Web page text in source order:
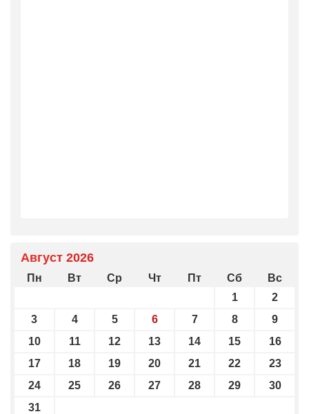
Август 2026
Пн Вт Ср Чт Пт Сб
Вс
1
2
3
4 5 6 7 8
9
10
11 12 13 14 15
16
17
18 19 20 21 22
23
24
25 26 27 28 29
30
31